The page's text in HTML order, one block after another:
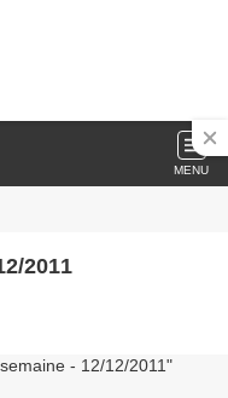
MENU
2011